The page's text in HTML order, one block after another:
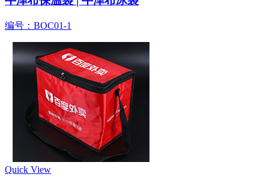
编号：BOC01-1
Quick View